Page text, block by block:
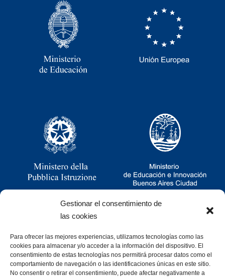
Gestionar el consentimiento de
las cookies
Para ofrecer las mejores experiencias, utilizamos tecnologías como las
cookies para almacenar y/o acceder a la información del dispositivo. El
consentimiento de estas tecnologías nos permitirá procesar datos como el
comportamiento de navegación o las identificaciones únicas en este sitio.
No consentir o retirar el consentimiento, puede afectar negativamente a
Ramsay 2251, CABA, Argentina
011 4781-0060
consultas@cristoforocolombo.org.ar